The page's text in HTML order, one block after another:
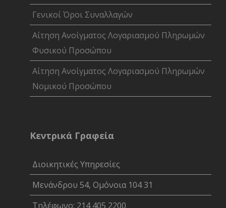
Γενικοί Όροι Συναλλαγών
Αίτηση Ανοίγματος Λογαριασμού Πληρωμών
Φυσικού Προσώπου
Αίτηση Ανοίγματος Λογαριασμού Πληρωμών
Νομικού Προσώπου
Κεντρικά Γραφεία
Διοικητικές Υπηρεσίες
Μενάνδρου 54, Ομόνοια 104 31
Τηλέφωνο: 214 405 2200